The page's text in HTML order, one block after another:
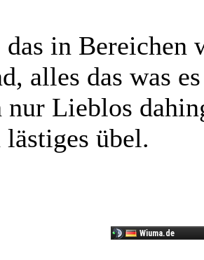
das in Bereichen
alles das was
Lieblos
lästiges übel.